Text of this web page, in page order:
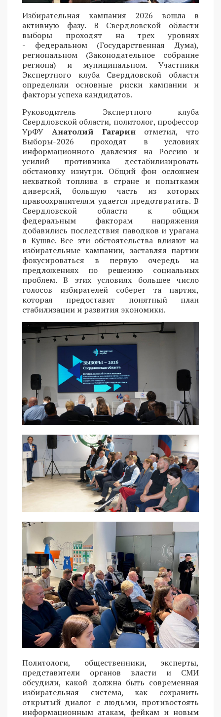
Избирательная кампания 2026 вошла в
активную фазу. В Свердловской области
выборы проходят на трех уровнях
- федеральном (Государственная Дума),
региональном (Законодательное собрание
региона) и муниципальном. Участники
Экспертного клуба Свердловской области
определили основные риски кампании и
факторы успеха кандидатов.
Руководитель Экспертного клуба
Свердловской области, политолог, профессор
УрФУ Анатолий Гагарин отметил, что
Выборы-2026 проходят в условиях
информационного давления на Россию и
усилий противника дестабилизировать
обстановку изнутри. Общий фон осложнен
нехваткой топлива в стране и попытками
диверсий, большую часть из которых
правоохранителям удается предотвратить. В
Свердловской области к общим
федеральным факторам напряжения
добавились последствия паводков и урагана
в Кушве. Все эти обстоятельства влияют на
избирательные кампании, заставляя партии
фокусироваться в первую очередь на
предложениях по решению социальных
проблем. В этих условиях большее число
голосов избирателей соберет та партия,
которая предоставит понятный план
стабилизации и развития экономики.
Политологи, общественники, эксперты,
представители органов власти и СМИ
обсудили, какой должна быть современная
избирательная система, как сохранить
открытый диалог с людьми, противостоять
информационным атакам, фейкам и новым